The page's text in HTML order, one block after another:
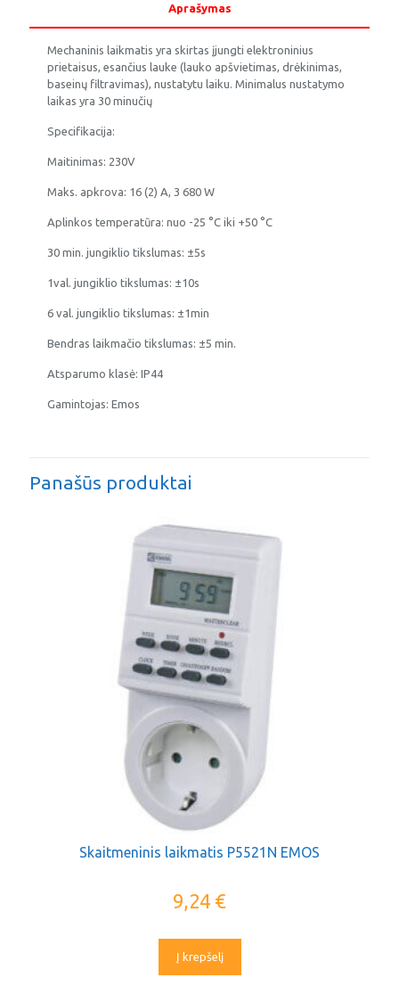
Aprašymas
Mechaninis laikmatis yra skirtas įjungti elektroninius
prietaisus, esančius lauke (lauko apšvietimas, drėkinimas,
baseinų filtravimas), nustatytu laiku. Minimalus nustatymo
laikas yra 30 minučių
Specifikacija:
Maitinimas: 230V
Maks. apkrova: 16 (2) A, 3 680 W
Aplinkos temperatūra: nuo -25 °C iki +50 °C
30 min. jungiklio tikslumas: ±5s
1val. jungiklio tikslumas: ±10s
6 val. jungiklio tikslumas: ±1min
Bendras laikmačio tikslumas: ±5 min.
Atsparumo klasė: IP44
Gamintojas: Emos
Panašūs produktai
Skaitmeninis laikmatis P5521N EMOS
9,24 €
Į krepšelį